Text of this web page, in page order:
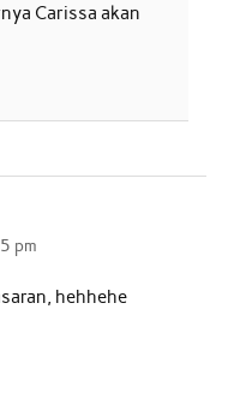
Carissa akan
pm
hehhehe